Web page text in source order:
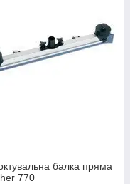
балка пряма
770